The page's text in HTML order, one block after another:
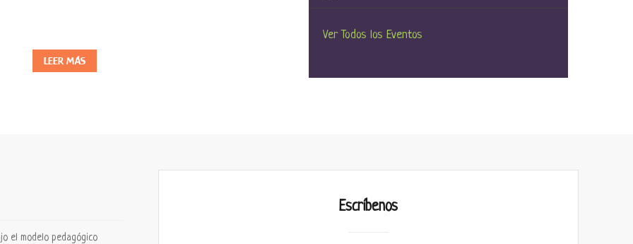
LEER MÁS
Ver Todos los Eventos
el modelo pedagógico
Escríbenos